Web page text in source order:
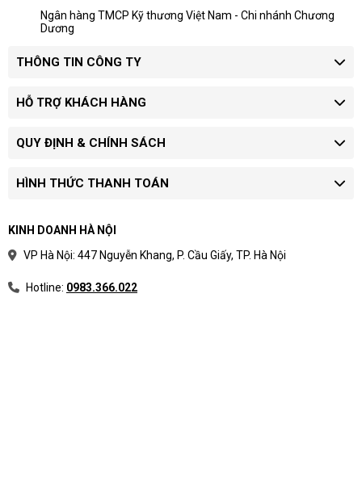
Ngân hàng TMCP Kỹ thương Việt Nam - Chi nhánh Chương
Dương
THÔNG TIN CÔNG TY
HỖ TRỢ KHÁCH HÀNG
QUY ĐỊNH & CHÍNH SÁCH
HÌNH THỨC THANH TOÁN
KINH DOANH HÀ NỘI
VP Hà Nội: 447 Nguyễn Khang, P. Cầu Giấy, TP. Hà Nội
Hotline: 0983.366.022